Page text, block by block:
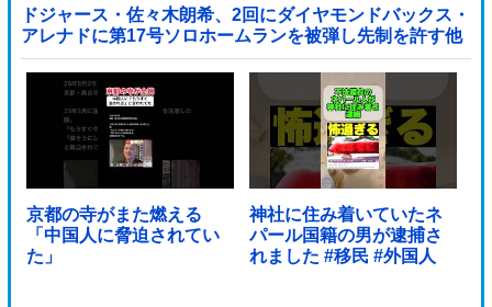
ドジャース・佐々木朗希、2回にダイヤモンドバックス・
アレナドに第17号ソロホームランを被弾し先制を許す他
京都の寺がまた燃える
「中国人に脅迫されてい
た」
神社に住み着いていたネ
パール国籍の男が逮捕さ
れました #移民 #外国人